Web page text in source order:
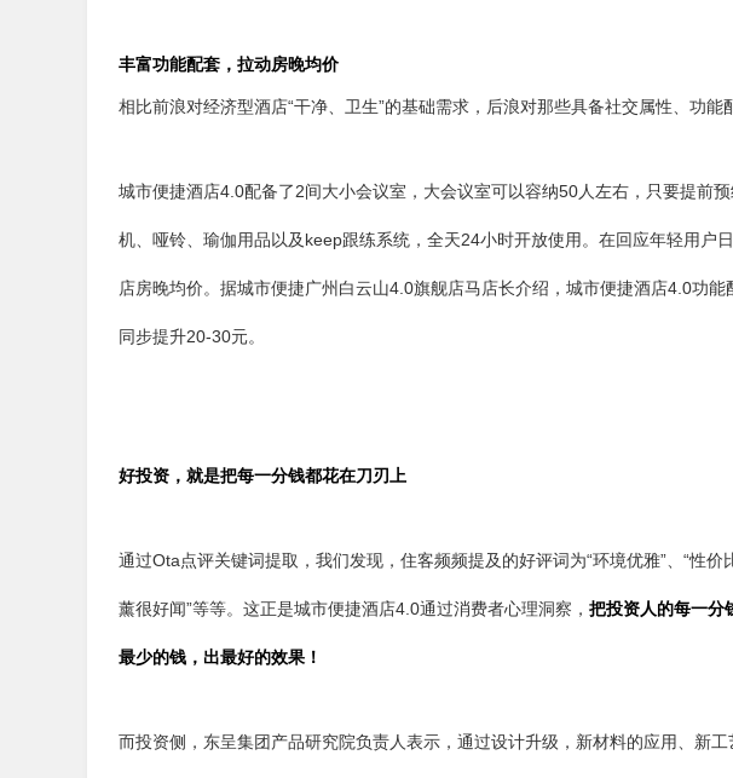
丰富功能配套，拉动房晚均价
相比前浪对经济型酒店“干净、卫生”的基础需求，后浪对那些具备社交属性、功能
城市便捷酒店4.0配备了2间大小会议室，大会议室可以容纳50人左右，只要提前
机、哑铃、瑜伽用品以及keep跟练系统，全天24小时开放使用。在回应年轻用户
店房晚均价。据城市便捷广州白云山4.0旗舰店马店长介绍，城市便捷酒店4.0功
同步提升20-30元。
好投资，就是把每一分钱都花在刀刃上
通过Ota点评关键词提取，我们发现，住客频频提及的好评词为“环境优雅”、“性价
薰很好闻”等等。这正是城市便捷酒店4.0通过消费者心理洞察， 把投资人的每一分
最少的钱，出最好的效果！
而投资侧，东呈集团产品研究院负责人表示，通过设计升级，新材料的应用、新